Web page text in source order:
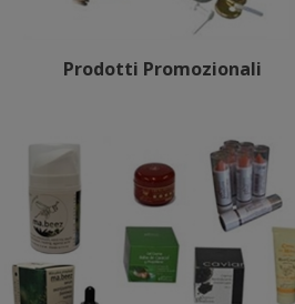
Prodotti Promozionali